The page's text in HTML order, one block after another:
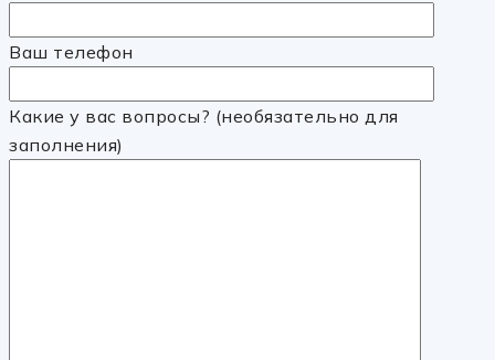
Ваш телефон
Какие у вас вопросы? (необязательно для
заполнения)